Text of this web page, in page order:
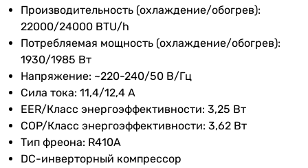
70 м²
70 м²
70 м²
75 м²
70 м²
Тип компрессора
инверторный
инверторный
инверторный
инверторный
Потребляемая
номинальная
мощность
1.98 кВт
Электропитание
Электропитание 230 В
Режимы работы и температуры
Производительность (охлаждение/обогрев):
22000/24000 BTU/h
Потребляемая мощность (охлаждение/обогрев):
1930/1985 Вт
Напряжение: ~220-240/50 В/Гц
Сила тока: 11,4/12,4 А
EER/Класс энергоэффективности: 3,25 Вт
COP/Класс энергоэффективности: 3,62 Вт
Тип фреона: R410A
DC-инверторный компрессор